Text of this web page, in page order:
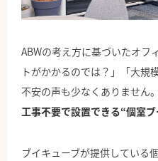
ABWの考え方に基づいたオフ
トがかかるのでは？」「大規
不安の声も少なくありません
工事不要で設置できる“個室
ブイキューブが提供している